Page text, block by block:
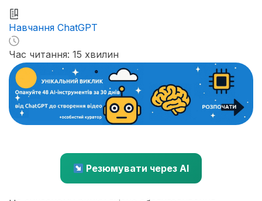
Навчання ChatGPT
Час читання: 15 хвилин
Резюмувати через AI